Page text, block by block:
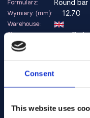
Consent
This website uses
Wymaga
optymalnej wydajności
Nieprzeznaczone do
Typowe zastosowania
elementy
Elementy
Formularz:
Round bar
Wymiary. (mm): 12.70
Warehouse:
Stan magazynowy: